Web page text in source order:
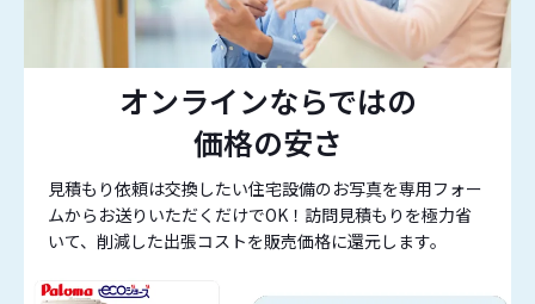
オンラインならではの
価格の安さ
見積もり依頼は交換したい住宅設備のお写真を専用フォー
ムからお送りいただくだけでOK！訪問見積もりを極力省
いて、削減した出張コストを販売価格に還元します。